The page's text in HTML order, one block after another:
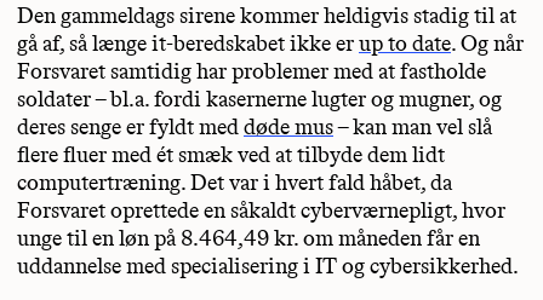
Den gammeldags sirene kommer heldigvis stadig til at
gå af, så længe it-beredskabet ikke erup to date. Og når
Forsvaret samtidig har problemer med at fastholde
soldater – bl.a. fordi kasernerne lugter og mugner, og
deres senge er fyldt meddøde mus– kan man vel slå
flere fluer med ét smæk ved at tilbyde dem lidt
computertræning. Det var i hvert fald håbet, da
Forsvaret oprettede en såkaldt cyberværnepligt, hvor
unge til en løn på 8.464,49 kr. om måneden får en
uddannelse med specialisering i IT og cybersikkerhed.